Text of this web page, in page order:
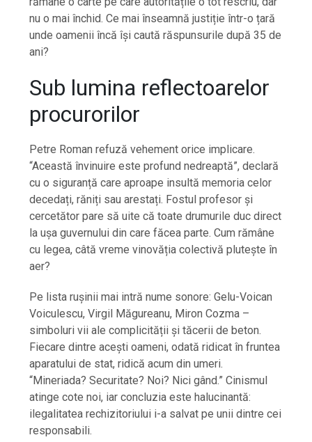
nu o mai închid. Ce mai înseamnă justiție într-o țară
unde oamenii încă își caută răspunsurile după 35 de
ani?
Sub lumina reflectoarelor
procurorilor
Petre Roman refuză vehement orice implicare.
“Această învinuire este profund nedreaptă”, declară
cu o siguranță care aproape insultă memoria celor
decedați, răniți sau arestați. Fostul profesor și
cercetător pare să uite că toate drumurile duc direct
la ușa guvernului din care făcea parte. Cum rămâne
cu legea, câtă vreme vinovăția colectivă plutește în
aer?
Pe lista rușinii mai intră nume sonore: Gelu-Voican
Voiculescu, Virgil Măgureanu, Miron Cozma –
simboluri vii ale complicității și tăcerii de beton.
Fiecare dintre acești oameni, odată ridicat în fruntea
aparatului de stat, ridică acum din umeri.
“Mineriada? Securitate? Noi? Nici gând.” Cinismul
atinge cote noi, iar concluzia este halucinantă:
ilegalitatea rechizitoriului i-a salvat pe unii dintre cei
responsabili.